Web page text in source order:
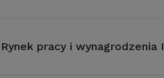
Rynek pracy i wynagrodzenia